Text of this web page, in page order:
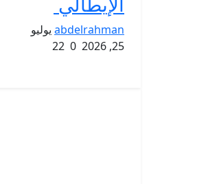
abdelrahman يوليو
25, 2026